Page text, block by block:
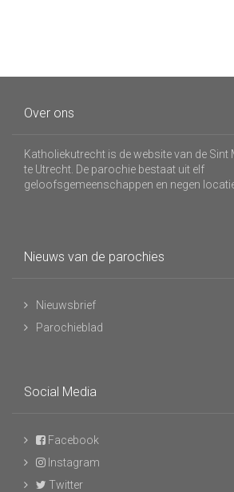
Over ons
Katholiekutrecht is de website van de
te Utrecht. De parochie bestaat uit elf
geloofsgemeenschappen en negen
Nieuws van de parochies
Nieuwsbrief
Parochieblad
Social Media
Facebook
Instagram
Twitter